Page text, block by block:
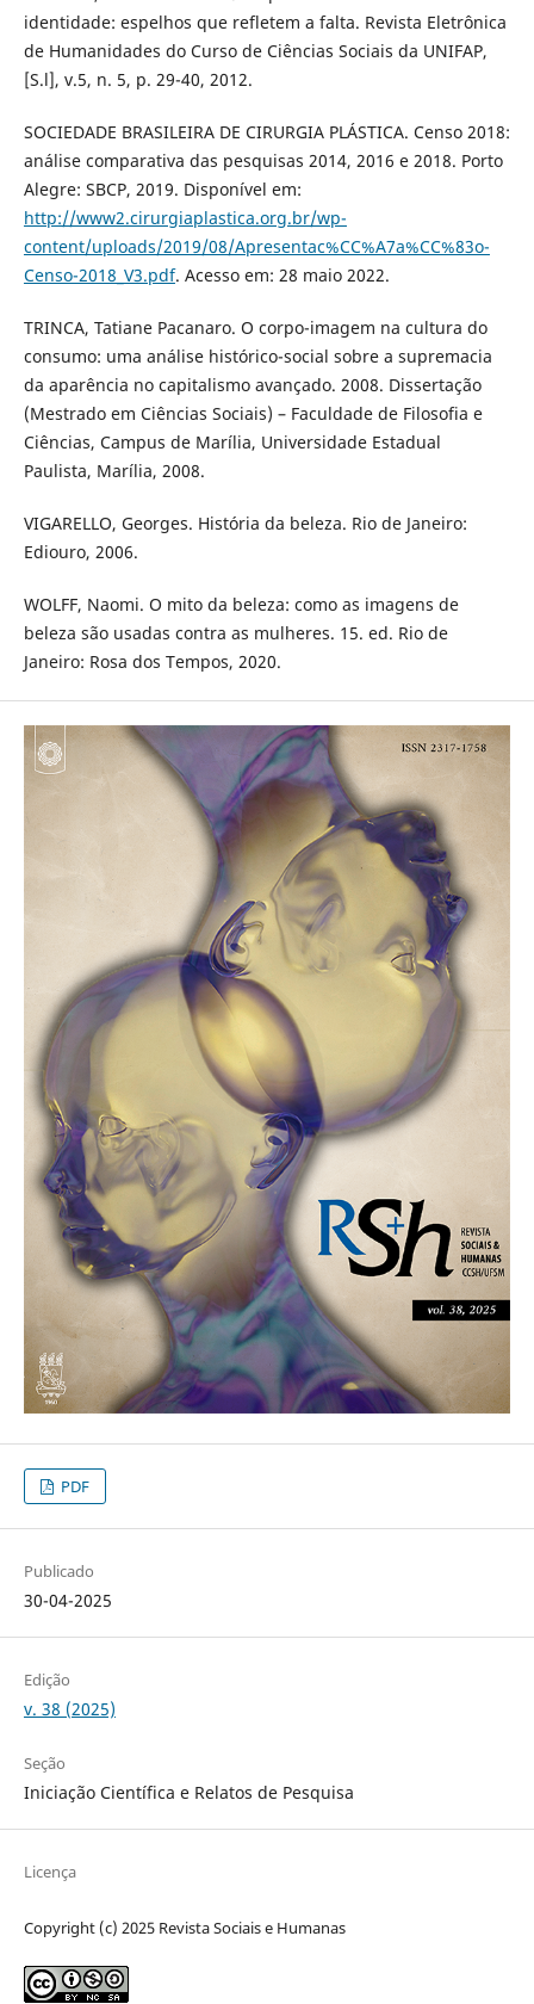
identidade: espelhos que refletem a falta. Revista Eletrônica
de Humanidades do Curso de Ciências Sociais da UNIFAP,
[S.l], v.5, n. 5, p. 29-40, 2012.
SOCIEDADE BRASILEIRA DE CIRURGIA PLÁSTICA. Censo 2018:
análise comparativa das pesquisas 2014, 2016 e 2018. Porto
Alegre: SBCP, 2019. Disponível em:
http://www2.cirurgiaplastica.org.br/wp-
content/uploads/2019/08/Apresentac%CC%A7a%CC%83o-
Censo-2018_V3.pdf. Acesso em: 28 maio 2022.
TRINCA, Tatiane Pacanaro. O corpo-imagem na cultura do
consumo: uma análise histórico-social sobre a supremacia
da aparência no capitalismo avançado. 2008. Dissertação
(Mestrado em Ciências Sociais) – Faculdade de Filosofia e
Ciências, Campus de Marília, Universidade Estadual
Paulista, Marília, 2008.
VIGARELLO, Georges. História da beleza. Rio de Janeiro:
Ediouro, 2006.
WOLFF, Naomi. O mito da beleza: como as imagens de
beleza são usadas contra as mulheres. 15. ed. Rio de
Janeiro: Rosa dos Tempos, 2020.
PDF
Publicado
30-04-2025
Edição
v. 38 (2025)
Seção
Iniciação Científica e Relatos de Pesquisa
Licença
Copyright (c) 2025 Revista Sociais e Humanas